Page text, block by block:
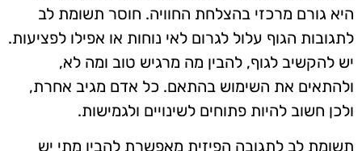
היא גורם מרכזי בהצלחת החוויה. חוסר תשומת לב
לתגובות הגוף עלול לגרום לאי נוחות או אפילו לפציעות.
יש להקשיב לגוף, להבין מה מרגיש טוב ומה לא,
ולהתאים את השימוש בהתאם. כל אדם מגיב אחרת,
ולכן חשוב להיות פתוחים לשינויים ולגמישות.
תשומת לב לתגובה הפיזית מאפשרת להבין מתי יש